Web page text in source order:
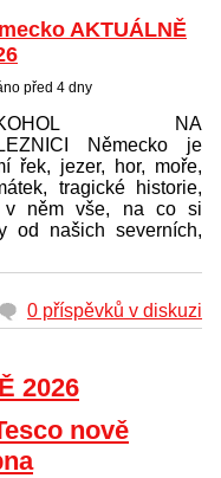
AKTUÁLNĚ
před 4 dny
NA
Německo je
řek, jezer, hor, moře,
tragické historie,
v něm vše, na co si
od našich severních,
0 příspěvků v diskuzi
2026
nově